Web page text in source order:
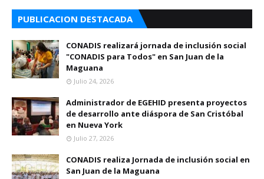
PUBLICACION DESTACADA
CONADIS realizará jornada de inclusión social
"CONADIS para Todos" en San Juan de la
Maguana
Julio 24, 2026
Administrador de EGEHID presenta proyectos
de desarrollo ante diáspora de San Cristóbal
en Nueva York
Julio 27, 2026
CONADIS realiza Jornada de inclusión social en
San Juan de la Maguana